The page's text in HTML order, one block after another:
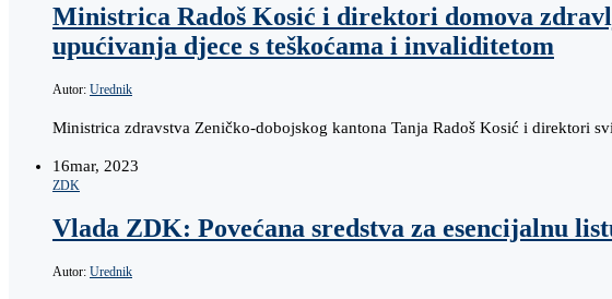
Ministrica Radoš Kosić i direktori domova
upućivanja djece s teškoćama i invaliditetom
Autor: Urednik
Ministrica zdravstva Zeničko-dobojskog kantona Tanja Radoš Kosić i direktori
16mar, 2023
ZDK
Vlada ZDK: Povećana sredstva za esencijalnu
Autor: Urednik